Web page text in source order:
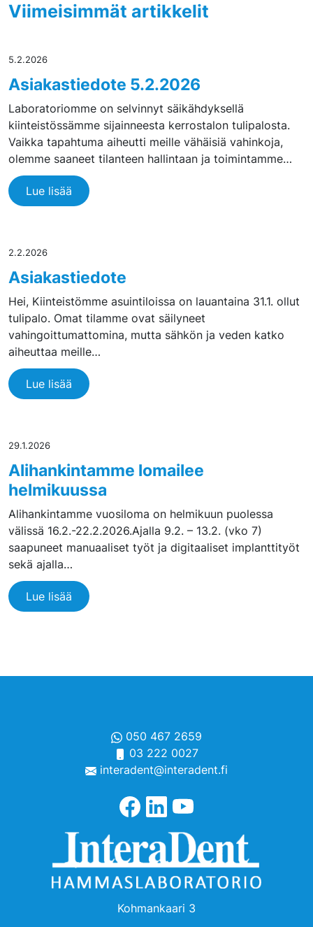
Viimeisimmät artikkelit
5.2.2026
Asiakastiedote 5.2.2026
Laboratoriomme on selvinnyt säikähdyksellä
kiinteistössämme sijainneesta kerrostalon tulipalosta.
Vaikka tapahtuma aiheutti meille vähäisiä vahinkoja,
olemme saaneet tilanteen hallintaan ja toimintamme…
Lue lisää
2.2.2026
Asiakastiedote
Hei, Kiinteistömme asuintiloissa on lauantaina 31.1. ollut
tulipalo. Omat tilamme ovat säilyneet
vahingoittumattomina, mutta sähkön ja veden katko
aiheuttaa meille…
Lue lisää
29.1.2026
Alihankintamme lomailee
helmikuussa
Alihankintamme vuosiloma on helmikuun puolessa
välissä 16.2.-22.2.2026.Ajalla 9.2. – 13.2. (vko 7)
saapuneet manuaaliset työt ja digitaaliset implanttityöt
sekä ajalla…
Lue lisää
050 467 2659
03 222 0027
interadent@interadent.fi
Kohmankaari 3